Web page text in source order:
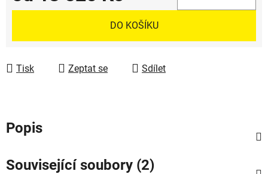
Měrná cena:
DO KOŠÍKU
Tisk Zeptat se Sdílet
Popis
Související soubory (2)